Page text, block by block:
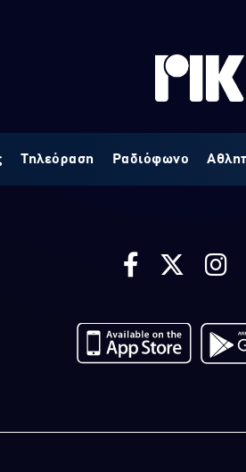
Τηλεόραση Ραδιόφωνο